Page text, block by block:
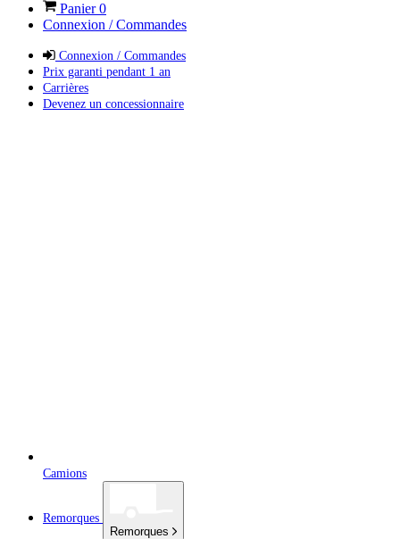
Panier0
Connexion / Commandes
Connexion / Commandes
Prix garanti pendant 1 an
Carrières
Devenez un concessionnaire
Camions
Remorques
Remorques